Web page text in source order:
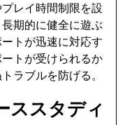
レイ時間制限を設
期的に健全に遊ぶ
トが迅速に対応す
トが受けられるか
ラブルを防げる。
ススタディ